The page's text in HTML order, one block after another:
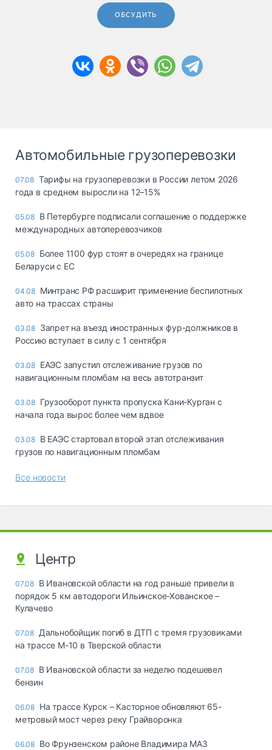
ОБСУДИТЬ
Автомобильные грузоперевозки
07.08 Тарифы на грузоперевозки в России летом 2026
года в среднем выросли на 12–15%
05.08 В Петербурге подписали соглашение о поддержке
международных автоперевозчиков
05.08 Более 1100 фур стоят в очередях на границе
Беларуси с ЕС
04.08 Минтранс РФ расширит применение беспилотных
авто на трассах страны
03.08 Запрет на въезд иностранных фур-должников в
Россию вступает в силу с 1 сентября
03.08 ЕАЭС запустил отслеживание грузов по
навигационным пломбам на весь автотранзит
03.08 Грузооборот пункта пропуска Кани-Курган с
начала года вырос более чем вдвое
03.08 В ЕАЭС стартовал второй этап отслеживания
грузов по навигационным пломбам
Все новости
Центр
07.08 В Ивановской области на год раньше привели в
порядок 5 км автодороги Ильинское-Хованское –
Кулачево
07.08 Дальнобойщик погиб в ДТП с тремя грузовиками
на трассе М-10 в Тверской области
07.08 В Ивановской области за неделю подешевел
бензин
06.08 На трассе Курск – Касторное обновляют 65-
метровый мост через реку Грайворонка
06.08 Во Фрунзенском районе Владимира МАЗ